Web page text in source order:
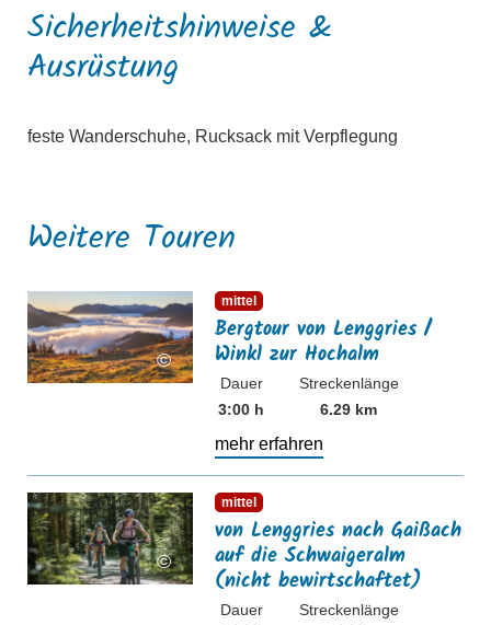
Sicherheitshinweise &
Ausrüstung
feste Wanderschuhe, Rucksack mit Verpflegung
Weitere Touren
©
mittel
Bergtour von Lenggries /
Winkl zur Hochalm
Dauer
3:00 h
Streckenlänge
6.29 km
mehr erfahren
mehr erfahren
©
mittel
von Lenggries nach Gaißach
auf die Schwaigeralm
(nicht bewirtschaftet)
Dauer
Streckenlänge
mehr erfahren